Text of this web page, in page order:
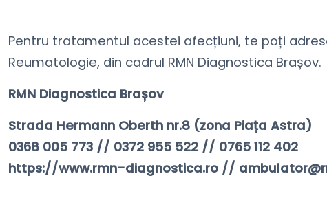
Pentru tratamentul acestei afecțiuni, te poți
Reumatologie, din cadrul RMN Diagnostica Brașov.
RMN Diagnostica Brașov
Strada Hermann Oberth nr.8 (zona Piața Astra)
0368 005 773 // 0372 955 522 // 0765 112 402
https://www.rmn-diagnostica.ro //